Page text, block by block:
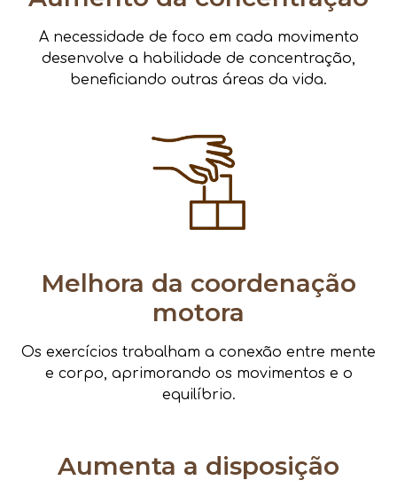
A necessidade de foco em cada movimento
desenvolve a habilidade de concentração,
beneficiando outras áreas da vida.
Melhora da coordenação
motora
Os exercícios trabalham a conexão entre mente
e corpo, aprimorando os movimentos e o
equilíbrio.
Aumenta a disposição